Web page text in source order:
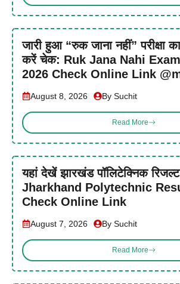
जारी हुआ “रुक जाना नहीं” परीक्षा
करें चेक: Ruk Jana Nahi
2026 Check Online Link
August 8, 2026 By Suchit
Read More
यहां देखें झारखंड पॉलिटेक्निक
Jharkhand Polytechnic
Check Online Link
August 7, 2026 By Suchit
Read More